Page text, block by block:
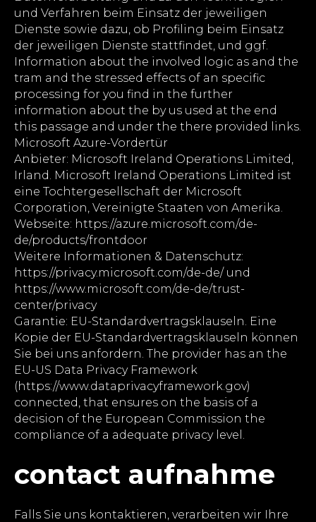
und Verfahren beim Einsatz der jeweiligen
Dienste sowie dazu, ob Profiling beim Einsatz
der jeweiligen Dienste stattfindet, und ggf.
Information about the involved logic as and the
tram and the stressed effects of an specific
processing for you find in the further
information about the by us used at the end
this passage and under the there provided links.
Microsoft Azure-Vordertür
Anbieter: Microsoft Ireland Operations Limited,
Irland. Microsoft Ireland Operations Limited ist
eine Tochtergesellschaft der Microsoft
Corporation, Vereinigte Staaten von Amerika.
Webseite: https://azure.microsoft.com/de-
de/products/frontdoor
Weitere Informationen & Datenschutz:
https://privacy.microsoft.com/de-de/ und
https://www.microsoft.com/de-de/trust-
center/privacy
Garantie: EU-Standardvertragsklauseln. Eine
Kopie der EU-Standardvertragsklauseln können
Sie bei uns anfordern. The provider has an the
EU-US Data Privacy Framework
(https://www.dataprivacyframework.gov)
connected, that ensures on the basis of a
decision of the European Commission the
compliance of a adequate privacy level.
contact aufnahme
Falls Sie uns kontaktieren, verarbeiten wir Ihre